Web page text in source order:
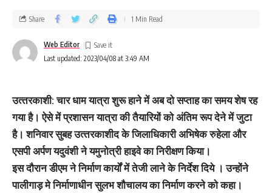
Last updated: 2023/04/08 at 3:49 AM
Web Editor
Share 1 Min Read
उत्‍तरकाशी: चार धाम यात्रा शुरू हाने में अब दो सप्‍ताह का समय शेष रह
गया है। ऐसे में प्रशासन यात्रा की तैयारियों को अंतिम रूप देने में जुटा
है। शनिवार सुबह उत्‍तरकाशीद के जिलाधिकारी अभिषेक रुहेला और
एसपी अर्पण यदुवंशी ने यमुनोत्री हाइवे का निरीक्षण किया।
इस दौरान डीएम ने निर्माण कार्यों में तेजी लाने के निर्देश दिये । उन्‍होंने
पालीगाड़ मे निर्माणाधीन सुलभ शौचालय का निर्माण करने को कहा।